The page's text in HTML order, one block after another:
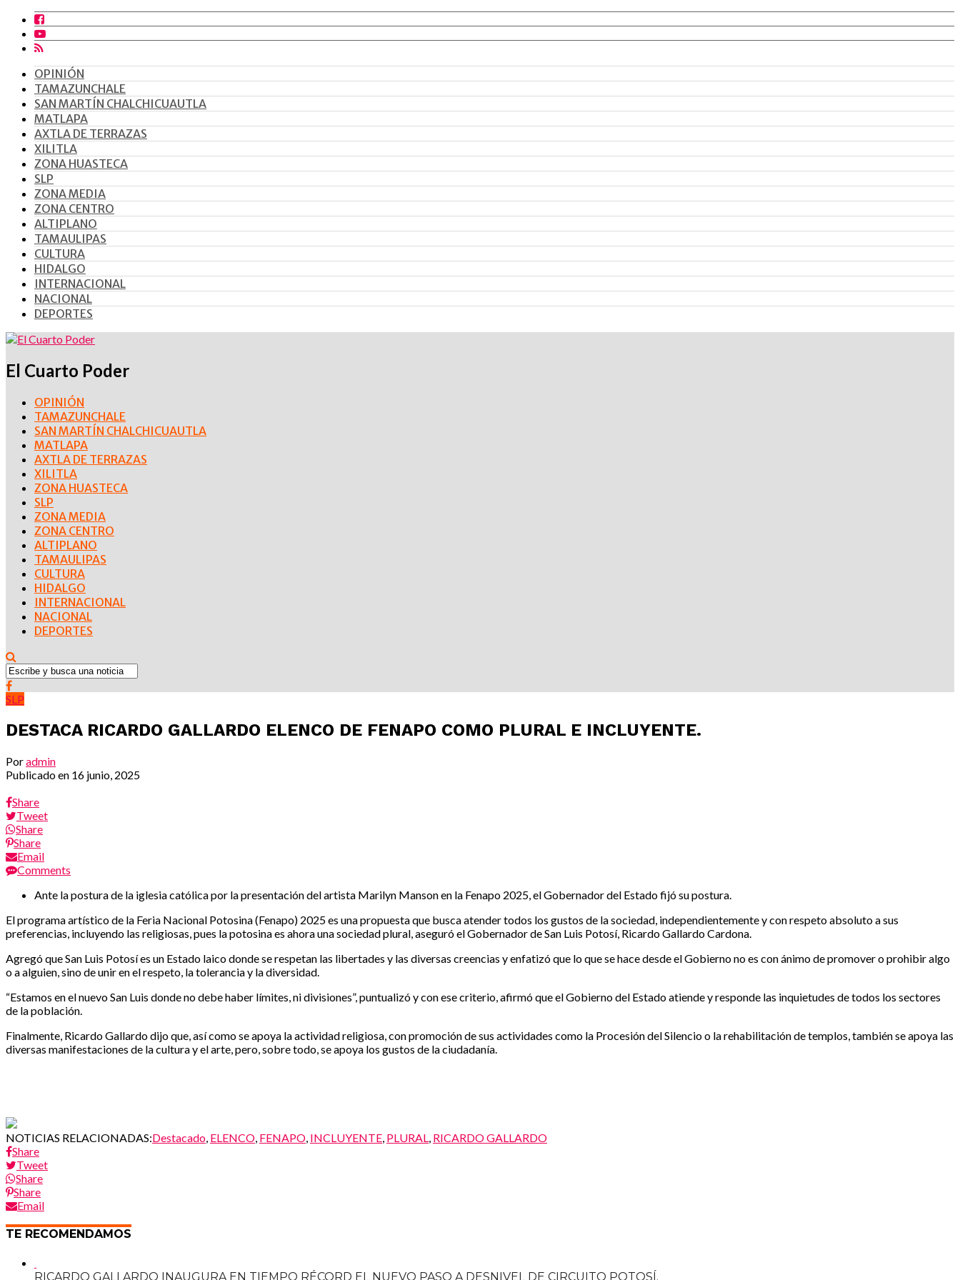
OPINIÓN
TAMAZUNCHALE
SAN MARTÍN CHALCHICUAUTLA
MATLAPA
AXTLA DE TERRAZAS
XILITLA
ZONA HUASTECA
SLP
ZONA MEDIA
ZONA CENTRO
ALTIPLANO
TAMAULIPAS
CULTURA
HIDALGO
INTERNACIONAL
NACIONAL
DEPORTES
El Cuarto Poder
OPINIÓN
TAMAZUNCHALE
SAN MARTÍN CHALCHICUAUTLA
MATLAPA
AXTLA DE TERRAZAS
XILITLA
ZONA HUASTECA
SLP
ZONA MEDIA
ZONA CENTRO
ALTIPLANO
TAMAULIPAS
CULTURA
HIDALGO
INTERNACIONAL
NACIONAL
DEPORTES
SLP
DESTACA RICARDO GALLARDO ELENCO DE FENAPO COMO PLURAL E INCLUYENTE.
Poradmin
Publicado en 16 junio, 2025
Share
Tweet
Share
Share
Email
Comments
Ante la postura de la iglesia católica por la presentación del artista Marilyn Manson en la Fenapo 2025, el Gobernador del Estado fijó su postura.
El programa artístico de la Feria Nacional Potosina (Fenapo) 2025 es una propuesta que busca atender todos los gustos de la sociedad, independientemente y con respeto absoluto a sus
preferencias, incluyendo las religiosas, pues la potosina es ahora una sociedad plural, aseguró el Gobernador de San Luis Potosí, Ricardo Gallardo Cardona.
Agregó que San Luis Potosí es un Estado laico donde se respetan las libertades y las diversas creencias y enfatizó que lo que se hace desde el Gobierno no es con ánimo de promover o prohibir algo
o a alguien, sino de unir en el respeto, la tolerancia y la diversidad.
“Estamos en el nuevo San Luis donde no debe haber límites, ni divisiones”, puntualizó y con ese criterio, afirmó que el Gobierno del Estado atiende y responde las inquietudes de todos los sectores
de la población.
Finalmente, Ricardo Gallardo dijo que, así como se apoya la actividad religiosa, con promoción de sus actividades como la Procesión del Silencio o la rehabilitación de templos, también se apoya las
diversas manifestaciones de la cultura y el arte, pero, sobre todo, se apoya los gustos de la ciudadanía.
NOTICIAS RELACIONADAS:Destacado ELENCO FENAPO INCLUYENTE PLURAL RICARDO GALLARDO
Share
Tweet
Share
Share
Email
TE RECOMENDAMOS
RICARDO GALLARDO INAUGURA EN TIEMPO RÉCORD EL NUEVO PASO A DESNIVEL DE CIRCUITO POTOSÍ.